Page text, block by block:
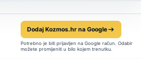
Dodaj Kozmos.hr na Google
Potrebno je biti prijavljen na Google račun. Odabir
možete promijeniti u bilo kojem trenutku.